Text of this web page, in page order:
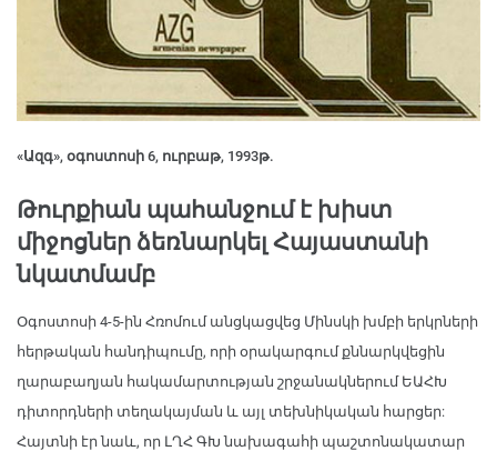
«Ազգ», օգոստոսի 6, ուրբաթ, 1993թ.
Թուրքիան պահանջում է խիստ
միջոցներ ձեռնարկել Հայաստանի
նկատմամբ
Օգոստոսի 4-5-ին Հռոմում անցկացվեց Մինսկի խմբի երկրների
հերթական հանդիպումը, որի օրակարգում քննարկվեցին
ղարաբաղյան հակամարտության շրջանակներում ԵԱՀԽ
դիտորդների տեղակայման և այլ տեխնիկական հարցեր:
Հայտնի էր նաև, որ ԼՂՀ ԳԽ նախագահի պաշտոնակատար